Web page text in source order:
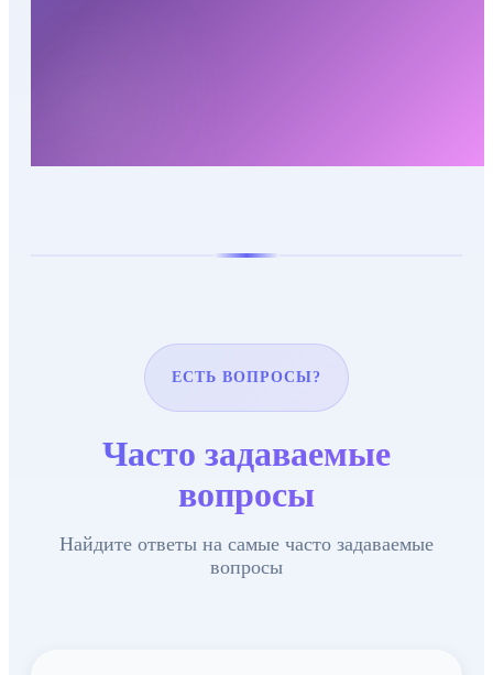
ЕСТЬ ВОПРОСЫ?
Часто задаваемые
вопросы
Найдите ответы на самые часто задаваемые
вопросы